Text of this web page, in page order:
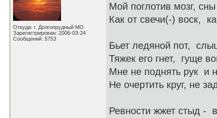
Откуда: г. Долгопрудный МО
Зарегистрирован: 2006-03-24
Сообщений: 5753
Мой поглотив мозг,
Как от свечи(-) воск,
Бьет ледяной пот,
Тяжек его гнет, гуще
Мне не поднять рук и
Не очертить круг, не
Ревности жжет стыд -